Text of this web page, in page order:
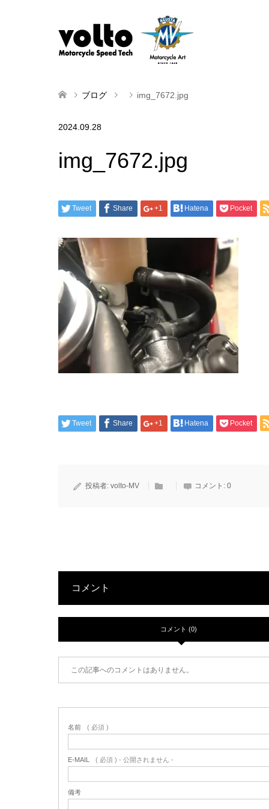
ブログ img_7672.jpg
2024.09.28
img_7672.jpg
Tweet Share +1 Hatena Pocket
Tweet Share +1 Hatena Pocket
投稿者: volto-MV コメント: 0
コメント
コメント (0)
この記事へのコメントはありません。
名前 ( 必須 )
E-MAIL ( 必須 ) - 公開されません -
備考